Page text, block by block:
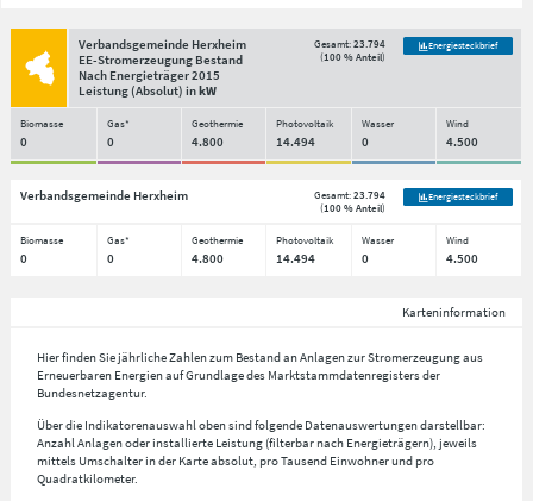
Verbandsgemeinde Herxheim
EE-Stromerzeugung Bestand
Nach Energieträger2015
Leistung(Absolut) inkW
Gesamt:23.794
(100 % Anteil)
Energiesteckbrief
Biomasse Gas* Geothermie Photovoltaik Wasser Wind
0 0 4.800 14.494 0 4.500
Verbandsgemeinde Herxheim Gesamt:23.794
(100 % Anteil)
Energiesteckbrief
Biomasse Gas* Geothermie Photovoltaik Wasser Wind
0 0 4.800 14.494 0 4.500
Karteninformation
Hier finden Sie jährliche Zahlen zum Bestand an Anlagen zur Stromerzeugung aus
Erneuerbaren Energien auf Grundlage des Marktstammdatenregisters der
Bundesnetzagentur.
Über die Indikatorenauswahl oben sind folgende Datenauswertungen darstellbar:
Anzahl Anlagen oder installierte Leistung (filterbar nach Energieträgern), jeweils
mittels Umschalter in der Karte absolut, pro Tausend Einwohner und pro
Quadratkilometer.